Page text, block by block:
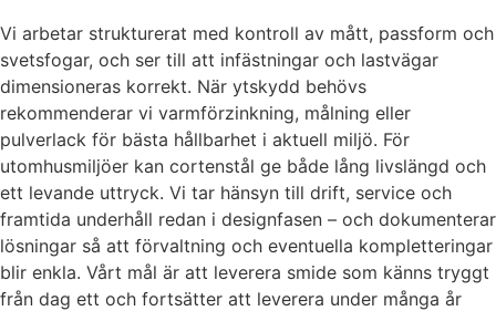
Vi arbetar strukturerat med kontroll av mått, passform och
svetsfogar, och ser till att infästningar och lastvägar
dimensioneras korrekt. När ytskydd behövs
rekommenderar vi varmförzinkning, målning eller
pulverlack för bästa hållbarhet i aktuell miljö. För
utomhusmiljöer kan cortenstål ge både lång livslängd och
ett levande uttryck. Vi tar hänsyn till drift, service och
framtida underhåll redan i designfasen – och dokumenterar
lösningar så att förvaltning och eventuella kompletteringar
blir enkla. Vårt mål är att leverera smide som känns tryggt
från dag ett och fortsätter att leverera under många år